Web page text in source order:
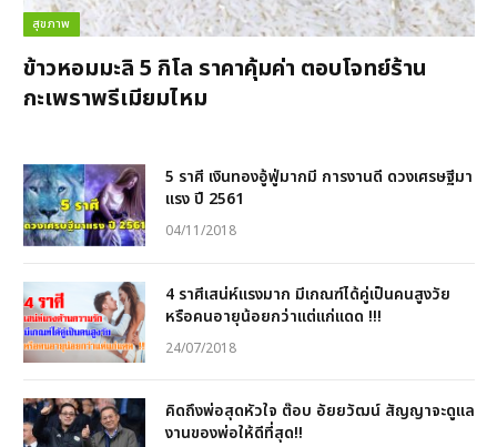
สุขภาพ
ข้าวหอมมะลิ 5 กิโล ราคาคุ้มค่า ตอบโจทย์ร้าน
กะเพราพรีเมียมไหม
5 ราศี เงินทองอู้ฟู่มากมี การงานดี ดวงเศรษฐีมา
แรง ปี 2561
04/11/2018
4 ราศีเสน่ห์แรงมาก มีเกณฑ์ได้คู่เป็นคนสูงวัย
หรือคนอายุน้อยกว่าแต่แก่แดด !!!
24/07/2018
คิดถึงพ่อสุดหัวใจ ต๊อบ อัยยวัฒน์ สัญญาจะดูแล
งานของพ่อให้ดีที่สุด!!